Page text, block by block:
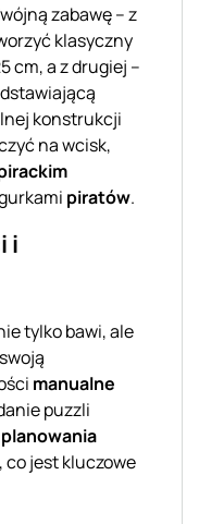
zabawę – z
klasyczny
cm, a z drugiej –
konstrukcji
na wcisk,
piratów.
i
tylko bawi, ale
manualne
puzzli
planowania
co jest kluczowe